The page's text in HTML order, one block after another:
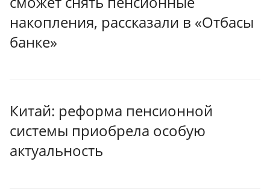
накопления, рассказали в «Отбасы
банке»
Китай: реформа пенсионной
системы приобрела особую
актуальность